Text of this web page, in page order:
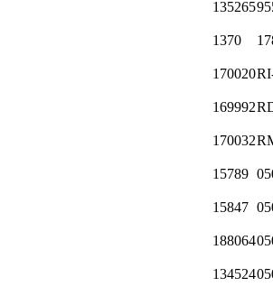
135265
1370
170020
169992
170032
15789
15847
188064
134524